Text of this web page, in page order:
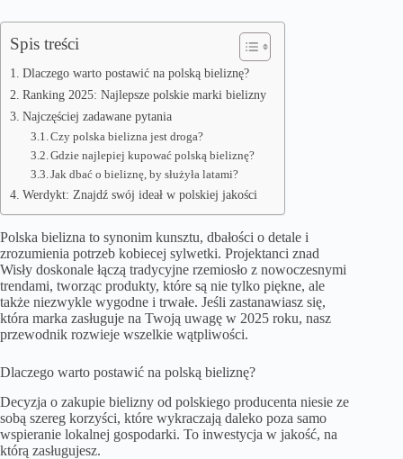
Spis treści
Dlaczego warto postawić na polską bieliznę?
Ranking 2025: Najlepsze polskie marki bielizny
Najczęściej zadawane pytania
Czy polska bielizna jest droga?
Gdzie najlepiej kupować polską bieliznę?
Jak dbać o bieliznę, by służyła latami?
Werdykt: Znajdź swój ideał w polskiej jakości
Polska bielizna to synonim kunsztu, dbałości o detale i
zrozumienia potrzeb kobiecej sylwetki. Projektanci znad
Wisły doskonale łączą tradycyjne rzemiosło z nowoczesnymi
trendami, tworząc produkty, które są nie tylko piękne, ale
także niezwykle wygodne i trwałe. Jeśli zastanawiasz się,
która marka zasługuje na Twoją uwagę w 2025 roku, nasz
przewodnik rozwieje wszelkie wątpliwości.
Dlaczego warto postawić na polską bieliznę?
Decyzja o zakupie bielizny od polskiego producenta niesie ze
sobą szereg korzyści, które wykraczają daleko poza samo
wspieranie lokalnej gospodarki. To inwestycja w jakość, na
którą zasługujesz.